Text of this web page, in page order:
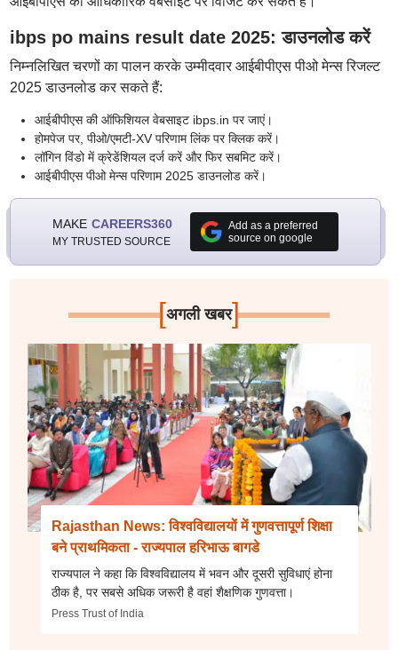
ibps po mains result date 2025: डाउनलोड करें
निम्नलिखित चरणों का पालन करके उम्मीदवार आईबीपीएस पीओ मेन्स रिजल्ट
2025 डाउनलोड कर सकते हैं:
आईबीपीएस की ऑफिशियल वेबसाइट ibps.in पर जाएं।
होमपेज पर, पीओ/एमटी-XV परिणाम लिंक पर क्लिक करें।
लॉगिन विंडो में क्रेडेंशियल दर्ज करें और फिर सबमिट करें।
आईबीपीएस पीओ मेन्स परिणाम 2025 डाउनलोड करें।
MAKE CAREERS360
MY TRUSTED SOURCE
Add as a preferred
source on google
[अगली खबर]
Rajasthan News: विश्वविद्यालयों में गुणवत्तापूर्ण शिक्षा
बने प्राथमिकता - राज्यपाल हरिभाऊ बागडे
राज्यपाल ने कहा कि विश्वविद्यालय में भवन और दूसरी सुविधाएं होना
ठीक है, पर सबसे अधिक जरूरी है वहां शैक्षणिक गुणवत्ता।
Press Trust of India